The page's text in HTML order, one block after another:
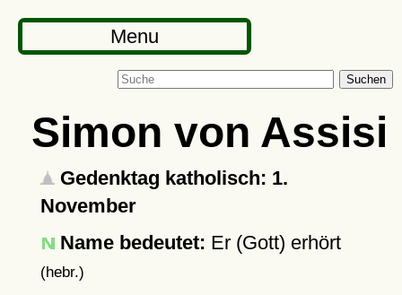
Menu
Suchen
Simon von Assisi
Gedenktag katholisch: 1.
November
Name bedeutet: Er (Gott) erhört
(hebr.)